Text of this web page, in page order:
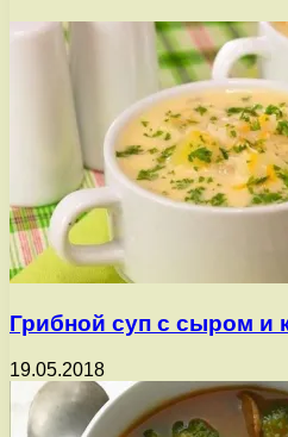
Грибной суп с сыром и
19.05.2018